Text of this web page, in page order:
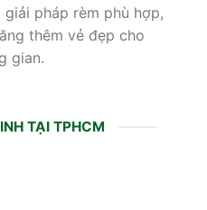
pháp rèm phù hợp,
thêm vẻ đẹp cho
gian.
TẠI TPHCM